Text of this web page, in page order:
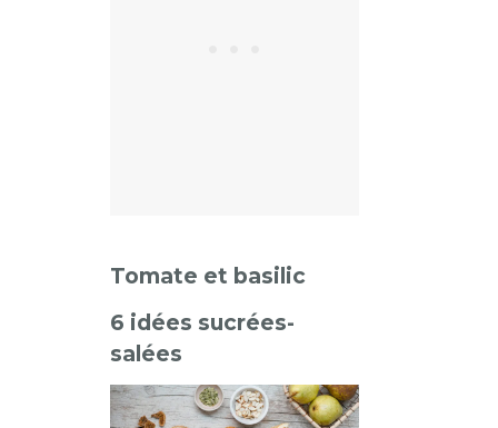
Tomate et basilic
6 idées sucrées-
salées